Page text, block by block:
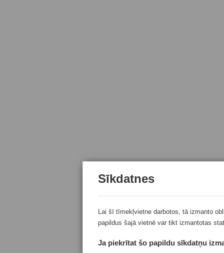
Sīkdatnes
Lai šī tīmekļvietne darbotos, tā izmanto
papildus šajā vietnē var tikt izmantotas
Ja piekrītat šo papildu sīkdatņu